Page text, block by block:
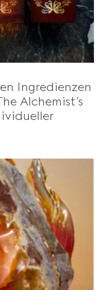
Ingredienzen
Alchemist’s